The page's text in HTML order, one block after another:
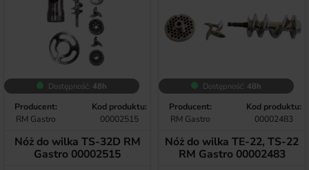
Dostępność: 48h
Producent:
RM Gastro
Kod produktu:
00002515
Nóż do wilka TS-32D RM
Gastro 00002515
Dostępność: 48h
Producent:
RM Gastro
Kod produktu:
00002483
Nóż do wilka TE-22, TS-22
RM Gastro 00002483